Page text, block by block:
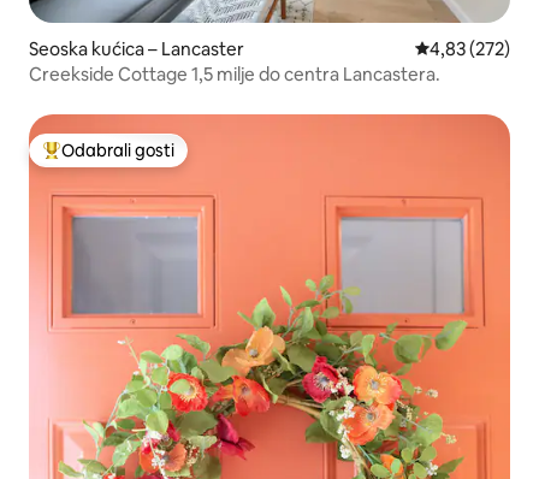
Seoska kućica – Lancaster Prosječna
4,83 (272)
Creekside Cottage 1,5 milje do centra Lancastera.
Među najviše rangiranima s oznakom „Odabrali gosti”
Odabrali gosti